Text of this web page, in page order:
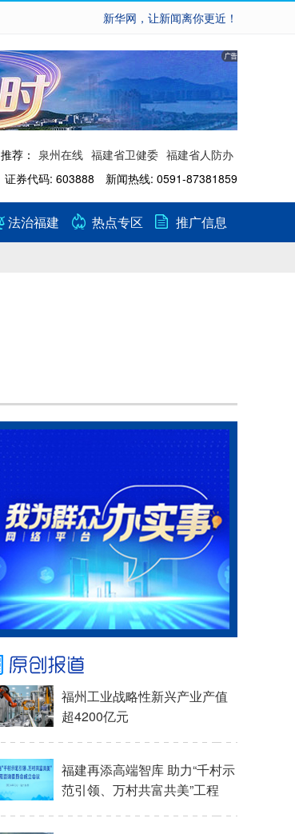
新华网，让新闻离你更近！
推荐： 泉州在线 福建省卫健委 福建省人防办
证券代码: 603888 新闻热线: 0591-87381859
法治福建 热点专区
推广信息
福州工业战略性新兴产业产值
超4200亿元
福建再添高端智库 助力“千村示
范引领、万村共富共美”工程